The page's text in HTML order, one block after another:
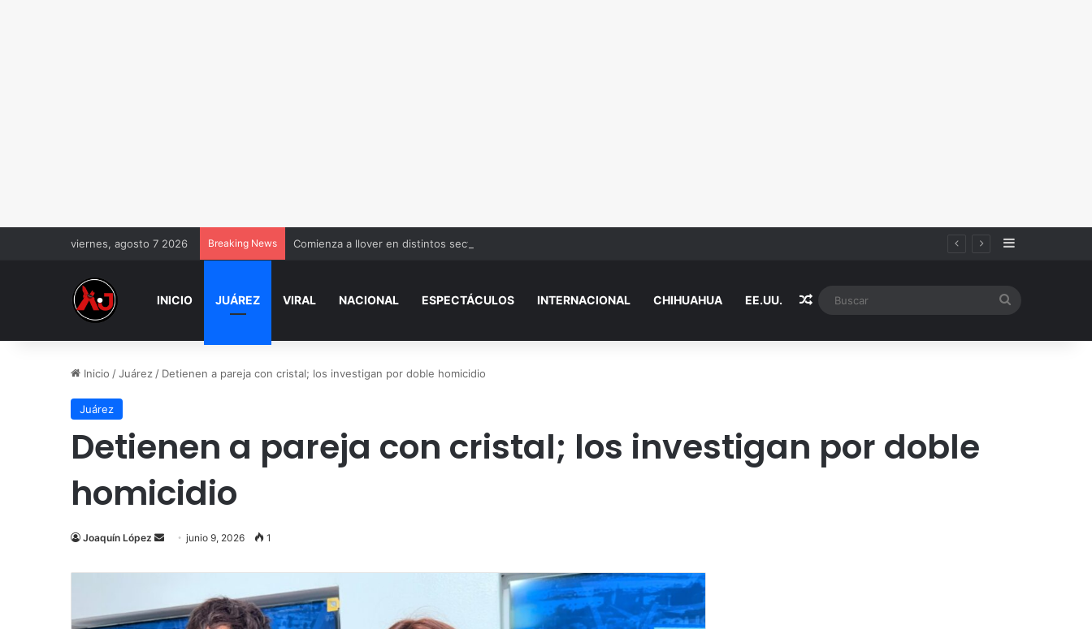
viernes, agosto 7 2026 Breaking News Comienza a llover en distintos sectores de Juárez Sidebar
INICIO JUÁREZ VIRAL NACIONAL ESPECTÁCULOS INTERNACIONAL CHIHUAHUA EE.UU. Random Article
Inicio /Juárez / Detienen a pareja con cristal; los investigan por doble homicidio
Juárez
Detienen a pareja con cristal; los investigan por doble
homicidio
Joaquín López
Send
email
junio 9, 2026 1